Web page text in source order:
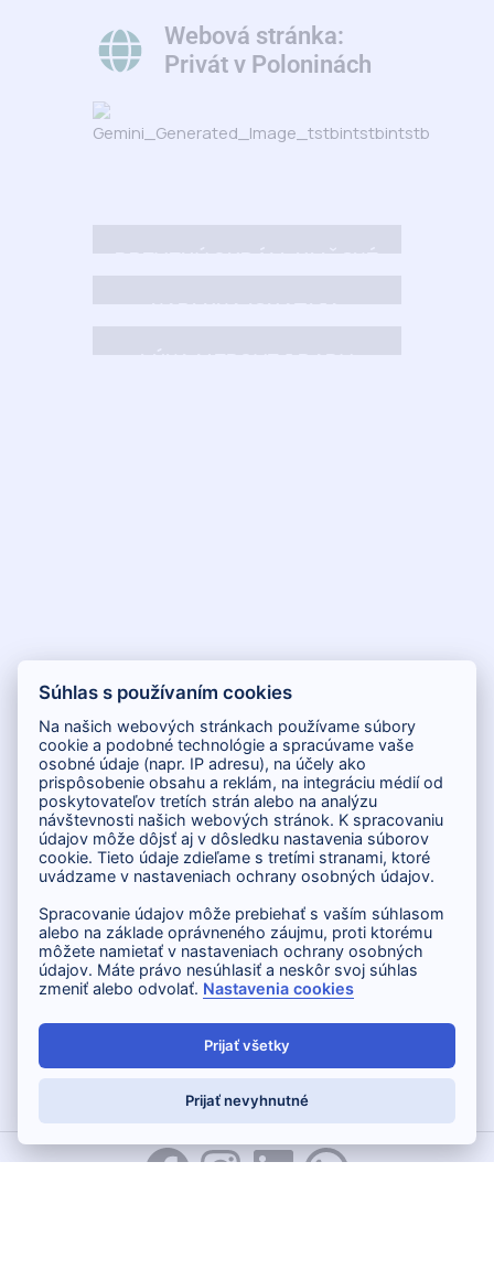
Webová stránka:
Privát v Poloninách
Inovačné partnerské centrum
Hlavná 139, 080 01 Prešov
Telefón: +421 919 131 337
Email:info@inovacne.sk
Súhlas s používaním cookies
Na našich webových stránkach používame súbory
cookie a podobné technológie a spracúvame vaše
osobné údaje (napr. IP adresu), na účely ako
prispôsobenie obsahu a reklám, na integráciu médií od
poskytovateľov tretích strán alebo na analýzu
návštevnosti našich webových stránok. K spracovaniu
údajov môže dôjsť aj v dôsledku nastavenia súborov
cookie. Tieto údaje zdieľame s tretími stranami, ktoré
uvádzame v nastaveniach ochrany osobných údajov.
Spracovanie údajov môže prebiehať s vaším súhlasom
alebo na základe oprávneného záujmu, proti ktorému
môžete namietať v nastaveniach ochrany osobných
údajov. Máte právo nesúhlasiť a neskôr svoj súhlas
zmeniť alebo odvolať. Nastavenia cookies
Prijať všetky
Prijať nevyhnutné